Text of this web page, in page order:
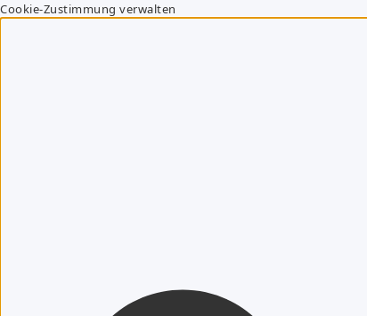
Cookie-Zustimmung verwalten